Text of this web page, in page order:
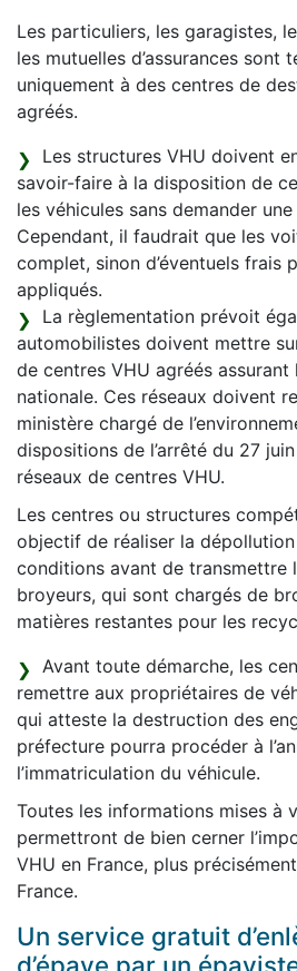
Les particuliers, les garagistes,
les mutuelles d’assurances sont
uniquement à des centres de
agréés.
Les structures VHU doivent
savoir-faire à la disposition de
les véhicules sans demander une
Cependant, il faudrait que les
complet, sinon d’éventuels frais
appliqués.
La règlementation prévoit
automobilistes doivent mettre
de centres VHU agréés
nationale. Ces réseaux doivent
ministère chargé de
dispositions de l’arrêté du 27
réseaux de centres VHU.
Les centres ou structures
objectif de réaliser la
conditions avant de transmettre
broyeurs, qui sont chargés de
matières restantes pour les
Avant toute démarche, les
remettre aux propriétaires de
qui atteste la destruction des
préfecture pourra procéder à
l’immatriculation du véhicule.
Toutes les informations mises à
permettront de bien cerner
VHU en France, plus
France.
Un service gratuit